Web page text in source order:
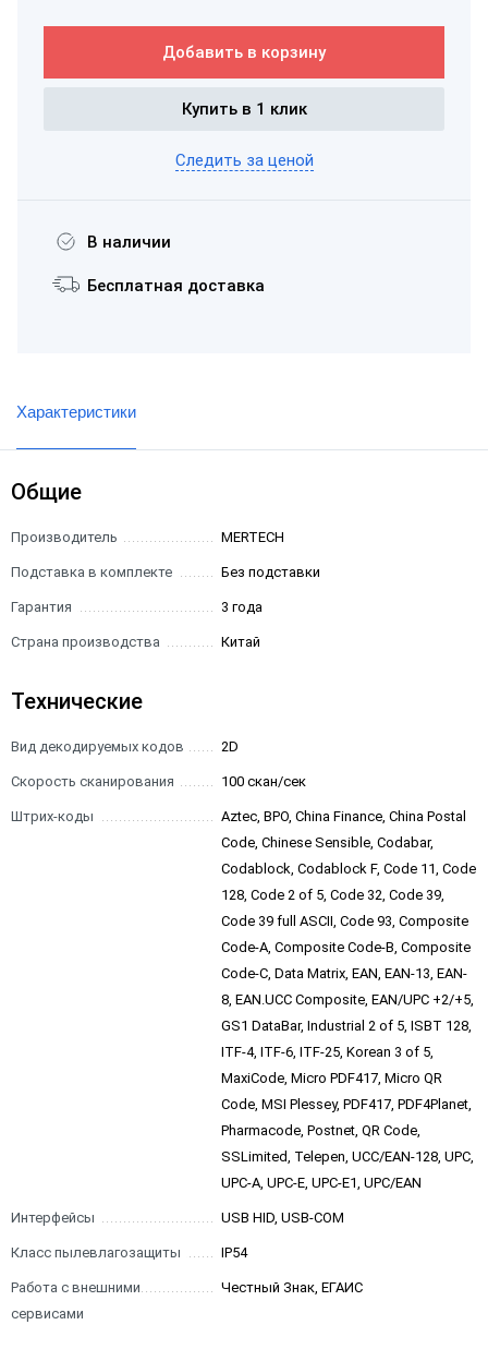
Добавить в корзину
Купить в 1 клик
Следить за ценой
В наличии
Бесплатная доставка
Характеристики
Общие
Производитель MERTECH
Подставка в комплекте Без подставки
Гарантия 3 года
Страна производства Китай
Технические
Вид декодируемых кодов 2D
Скорость сканирования 100 скан/сек
Штрих-коды
Aztec, BPO, China Finance, China Postal
Code, Chinese Sensible, Codabar,
Codablock, Codablock F, Code 11, Code
128, Code 2 of 5, Code 32, Code 39,
Code 39 full ASCII, Code 93, Composite
Code-A, Composite Code-B, Composite
Code-C, Data Matrix, EAN, EAN-13, EAN-
8, EAN.UCC Composite, EAN/UPC +2/+5,
GS1 DataBar, Industrial 2 of 5, ISBT 128,
ITF-4, ITF-6, ITF-25, Korean 3 of 5,
MaxiCode, Micro PDF417, Micro QR
Code, MSI Plessey, PDF417, PDF4Planet,
Pharmacode, Postnet, QR Code,
SSLimited, Telepen, UCC/EAN-128, UPC,
UPC-A, UPC-E, UPC-E1, UPC/EAN
Интерфейсы USB HID, USB-COM
Класс пылевлагозащиты IP54
Работа с внешними
сервисами
Честный Знак, ЕГАИС